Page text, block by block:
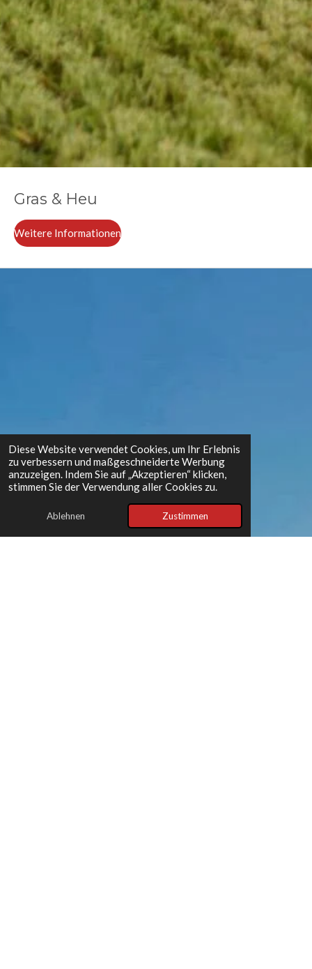
Diese Website verwendet Cookies, um Ihr Erlebnis
zu verbessern und maßgeschneiderte Werbung
anzuzeigen. Indem Sie auf „Akzeptieren“ klicken,
stimmen Sie der Verwendung aller Cookies zu.
Ablehnen Zustimmen
Gras & Heu
Weitere Informationen